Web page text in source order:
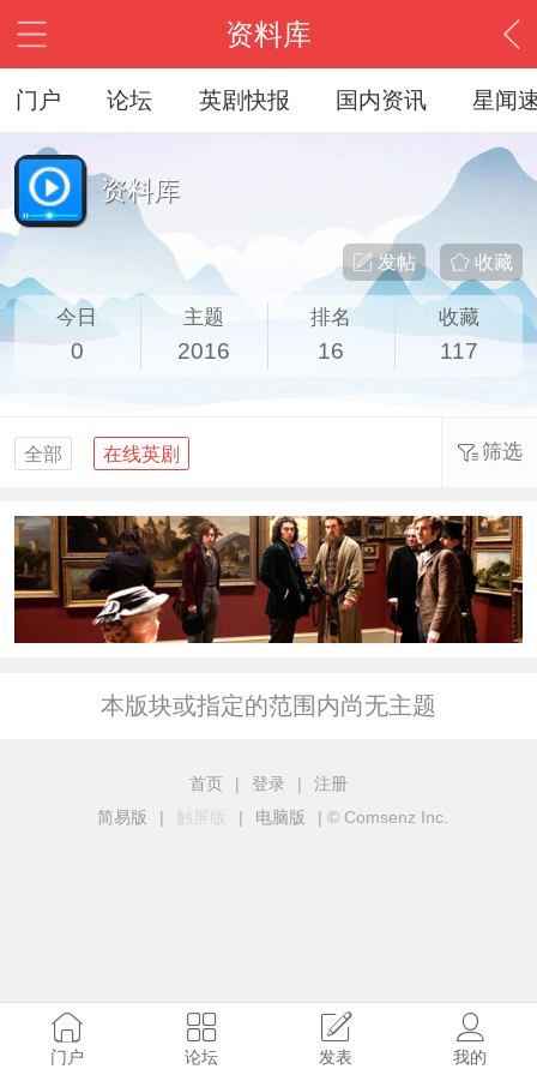
资料库
门户 论坛 英剧快报 国内资讯 星闻
资料库
收藏
发帖
今日
0
主题
2016
排名
16
收藏
117
全部 在线英剧 筛选
本版块或指定的范围内尚无主题
首页 | 登录 |
注册
简易版
| 触屏版 | 电脑版 | © Comsenz Inc.
门户 论坛 发表 我的